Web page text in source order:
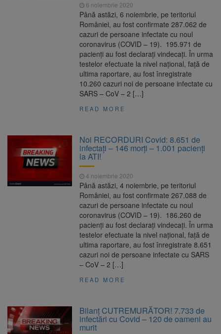
6 noiembrie 2020
Până astăzi, 6 noiembrie, pe teritoriul
României, au fost confirmate 287.062 de
cazuri de persoane infectate cu noul
coronavirus (COVID – 19). 195.971 de
pacienți au fost declarați vindecați. În urma
testelor efectuate la nivel național, față de
ultima raportare, au fost înregistrate
10.260 cazuri noi de persoane infectate cu
SARS – CoV – 2 […]
READ MORE
Noi RECORDURI Covid: 8.651 de
infectați – 146 morți – 1.001 pacienți
la ATI!
4 noiembrie 2020
Până astăzi, 4 noiembrie, pe teritoriul
României, au fost confirmate 267.088 de
cazuri de persoane infectate cu noul
coronavirus (COVID – 19). 186.260 de
pacienți au fost declarați vindecați. În urma
testelor efectuate la nivel național, față de
ultima raportare, au fost înregistrate 8.651
cazuri noi de persoane infectate cu SARS
– CoV – 2 […]
READ MORE
Bilanț CUTREMURĂTOR! 7.733 de
infectări cu Covid – 120 de oameni au
murit